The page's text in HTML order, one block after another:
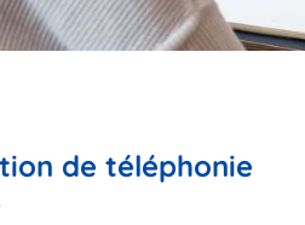
de téléphonie